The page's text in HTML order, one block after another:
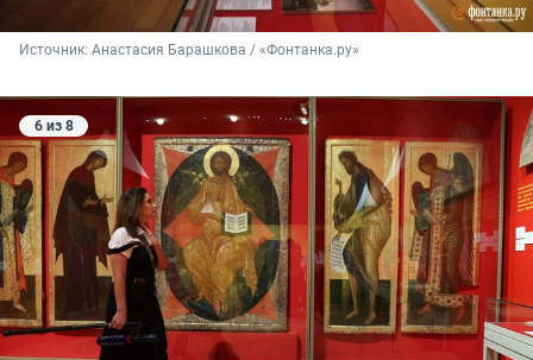
Источник: Анастасия Барашкова / «Фонтанка.ру»
6 из 8